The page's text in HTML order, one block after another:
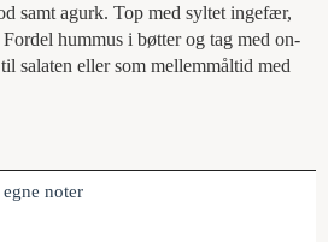
samt agurk. Top med syltet ingefær,
hummus i bøtter og tag med on-
salaten eller som mellemmåltid med
noter